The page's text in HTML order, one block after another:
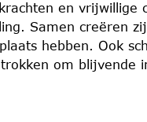
en vrijwillige
Samen creëren
hebben. Ook
om blijvende